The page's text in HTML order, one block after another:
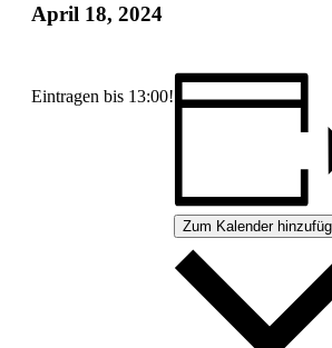
April 18, 2024
Eintragen bis 13:00!
Zum Kalender